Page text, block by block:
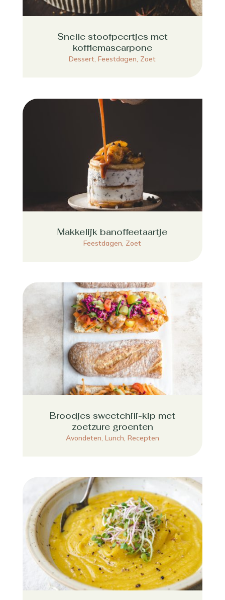
Snelle stoofpeertjes met
koffiemascarpone
Dessert,Feestdagen, Zoet
Makkelijk banoffeetaartje
Feestdagen, Zoet
Broodjes sweetchili-kip met
zoetzure groenten
Avondeten, Lunch, Recepten